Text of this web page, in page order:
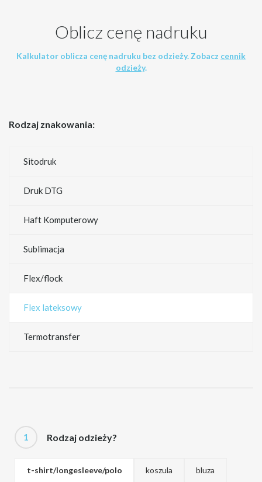
Oblicz cenę nadruku
Kalkulator oblicza cenę nadruku bez odzieży. Zobacz cennik
odzieży.
Rodzaj znakowania:
Sitodruk
Druk DTG
Haft Komputerowy
Sublimacja
Flex/flock
Flex lateksowy
Termotransfer
1 Rodzaj odzieży?
t-shirt/longesleeve/polo koszula bluza